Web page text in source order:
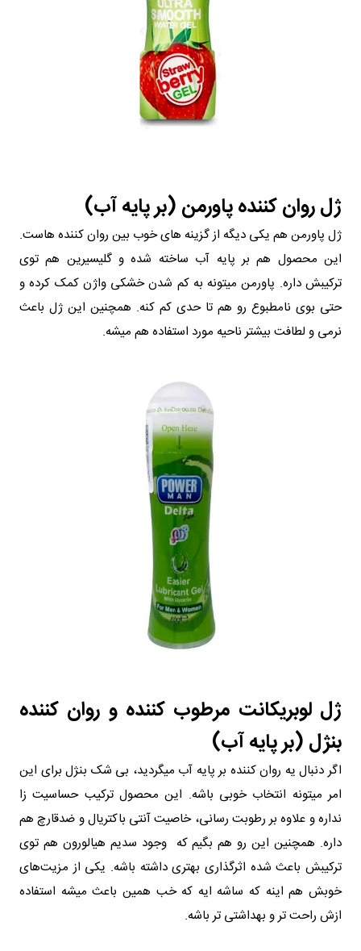
ژل روان‌ کننده پاورمن (بر پایه آب)
ژل پاورمن هم یکی دیگه از گزینه‌ های خوب بین روان‌ کننده‌ هاست.
این محصول هم بر پایه آب ساخته شده و گلیسیرین هم توی
ترکیبش داره. پاورمن میتونه به کم شدن خشکی واژن کمک کرده و
حتی بوی نامطبوع رو هم تا حدی کم کنه. همچنین این ژل باعث
نرمی و لطافت بیشتر ناحیه مورد استفاده هم میشه.
ژل لوبریکانت مرطوب‌ کننده و روان‌ کننده
بنژل (بر پایه آب)
اگر دنبال یه روان‌ کننده بر پایه آب میگردید، بی شک بنژل برای این
امر میتونه انتخاب خوبی باشه. این محصول ترکیب حساسیت‌ زا
نداره و علاوه بر رطوبت‌ رسانی، خاصیت آنتی‌ باکتریال و ضدقارچ هم
داره. همچنین این رو هم بگیم که وجود سدیم هیالورون هم توی
ترکیبش باعث شده اثرگذاری بهتری داشته باشه. یکی از مزیت‌های
خوبش هم اینه که ساشه‌ ایه که خب همین باعث میشه استفاده
ازش راحت‌ تر و بهداشتی‌ تر باشه.